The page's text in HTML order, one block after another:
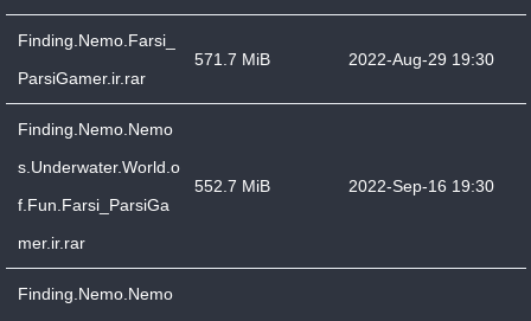
Finding.Nemo.Farsi_
ParsiGamer.ir.rar
571.7 MiB 2022-Aug-29 19:30
Finding.Nemo.Nemo
s.Underwater.World.o
f.Fun.Farsi_ParsiGa
mer.ir.rar
552.7 MiB 2022-Sep-16 19:30
Finding.Nemo.Nemo